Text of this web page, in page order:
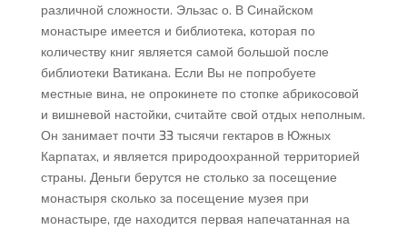
различной сложности. Эльзас о. В Синайском
монастыре имеется и библиотека, которая по
количеству книг является самой большой после
библиотеки Ватикана. Если Вы не попробуете
местные вина, не опрокинете по стопке абрикосовой
и вишневой настойки, считайте свой отдых неполным.
Он занимает почти 33 тысячи гектаров в Южных
Карпатах, и является природоохранной территорией
страны. Деньги берутся не столько за посещение
монастыря сколько за посещение музея при
монастыре, где находится первая напечатанная на